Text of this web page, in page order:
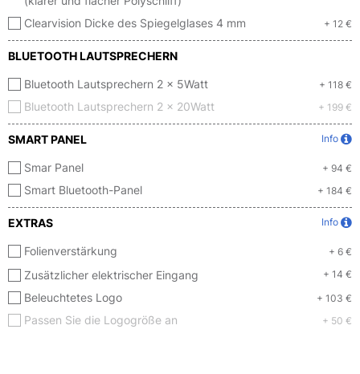
Clearvision Dicke des Spiegelglases 4 mm + 12 €
BLUETOOTH LAUTSPRECHERN
Bluetooth Lautsprechern 2 x 5Watt + 118 €
Bluetooth Lautsprechern 2 x 20Watt + 199 €
SMART PANEL Info
Smar Panel + 94 €
Smart Bluetooth-Panel + 184 €
EXTRAS Info
Folienverstärkung + 6 €
Zusätzlicher elektrischer Eingang + 14 €
Beleuchtetes Logo + 103 €
Passen Sie die Logogröße an + 50 €